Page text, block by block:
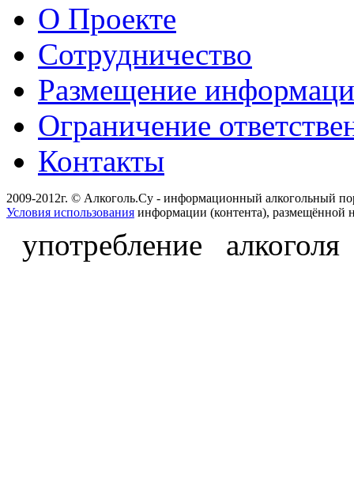
О Проекте
Сотрудничество
Размещение
Ограничение
Контакты
2009-2012г. © Алкоголь.Су - информационный алкогольный
Условия использования информации (контента), размещённой
употребление